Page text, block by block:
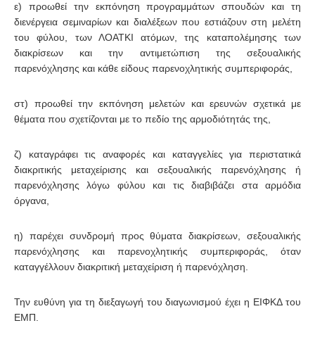
ε) προωθεί την εκπόνηση προγραμμάτων σπουδών και τη
διενέργεια σεμιναρίων και διαλέξεων που εστιάζουν στη μελέτη
του φύλου, των ΛΟΑΤΚΙ ατόμων, της καταπολέμησης των
διακρίσεων και την αντιμετώπιση της σεξουαλικής
παρενόχλησης και κάθε είδους παρενοχλητικής συμπεριφοράς,
στ) προωθεί την εκπόνηση μελετών και ερευνών σχετικά με
θέματα που σχετίζονται με το πεδίο της αρμοδιότητάς της,
ζ) καταγράφει τις αναφορές και καταγγελίες για περιστατικά
διακριτικής μεταχείρισης και σεξουαλικής παρενόχλησης ή
παρενόχλησης λόγω φύλου και τις διαβιβάζει στα αρμόδια
όργανα,
η) παρέχει συνδρομή προς θύματα διακρίσεων, σεξουαλικής
παρενόχλησης και παρενοχλητικής συμπεριφοράς, όταν
καταγγέλλουν διακριτική μεταχείριση ή παρενόχληση.
Την ευθύνη για τη διεξαγωγή του διαγωνισμού έχει η ΕΙΦΚΔ του
ΕΜΠ.